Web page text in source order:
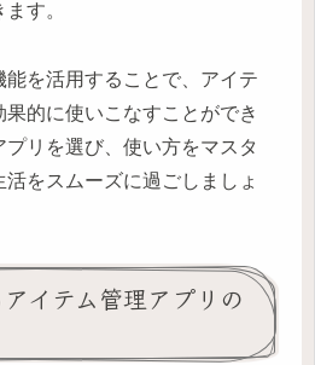
す。
能を活用することで、アイテ
果的に使いこなすことができ
プリを選び、使い方をマスタ
をスムーズに過ごしましょ
イテム管理アプリの